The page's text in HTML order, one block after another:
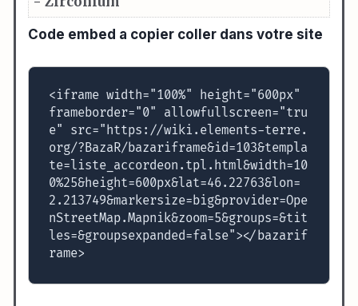
Code embed a copier coller dans votre site
<iframe width="100%" height="600px"
frameborder="0" allowfullscreen="tru
e" src="https://wiki.elements-terre.
org/?BazaR/bazariframe&id=103&templa
te=liste_accordeon.tpl.html&width=10
0%25&height=600px&lat=46.22763&lon=
2.213749&markersize=big&provider=Ope
nStreetMap.Mapnik&zoom=5&groups=&tit
les=&groupsexpanded=false"></bazarif
rame>